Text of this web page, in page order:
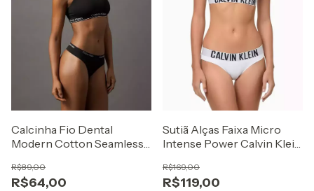
Calcinha Fio Dental
Modern Cotton Seamless
Preto
R$64,00
R$89,00
Sutiã Alças Faixa Micro
Intense Power Calvin Klein
Branco/Branco
R$119,00
R$169,00